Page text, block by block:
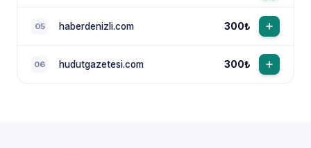
05 haberdenizli.com 300₺
06 hudutgazetesi.com 300₺